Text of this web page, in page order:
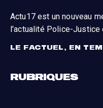
Actu17 est un nouveau
l'actualité Police-Justice
LE FACTUEL, EN
RUBRIQUES